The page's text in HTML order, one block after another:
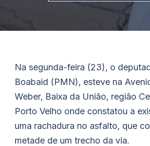
Na segunda-feira (23), o
Boabaid (PMN), esteve na
Weber, Baixa da União, região
Porto Velho onde constatou a
uma rachadura no asfalto, que
metade de um trecho da via.